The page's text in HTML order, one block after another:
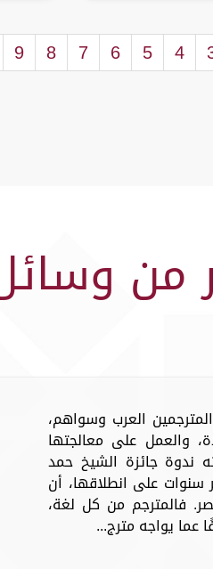
4
5
6
7
8
9
من
العرب وسواهم،
والعمل على معالجتها
ندوة جائزة الشيخ حمد
سنوات على انطلاقها، أن
فالمترجم من كل لغة،
عما يواجه مترج...